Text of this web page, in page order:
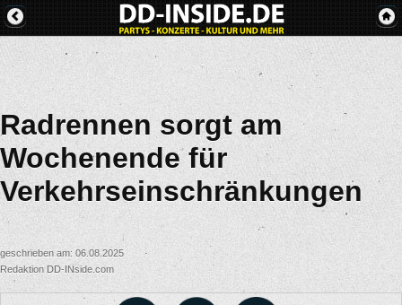
Radrennen sorgt am
Wochenende für
Verkehrseinschränkungen
geschrieben am: 06.08.2025
Redaktion DD-INside.com